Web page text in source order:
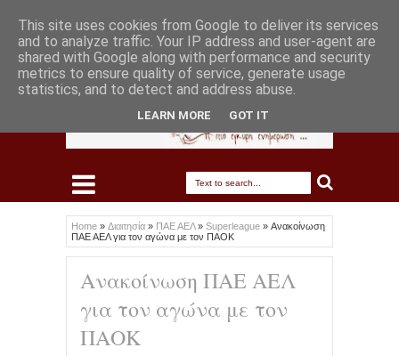
Home » Διαιτησία » ΠΑΕ ΑΕΛ» Superleague » Ανακοίνωση
ΠΑΕ ΑΕΛ για τον αγώνα με τον ΠΑΟΚ
Ανακοίνωση ΠΑΕ ΑΕΛ
για τον αγώνα με τον
ΠΑΟΚ
This site uses cookies from Google to deliver its services
and to analyze traffic. Your IP address and user-agent are
shared with Google along with performance and security
metrics to ensure quality of service, generate usage
statistics, and to detect and address abuse.
LEARN MORE GOT IT